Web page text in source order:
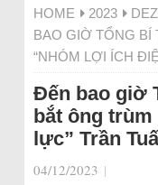
HOME 2023
BAO GIỜ TỔNG BÍ
“NHÓM LỢI ÍCH
Đến bao giờ
bắt ông
lực” Trần
04/12/2023 |